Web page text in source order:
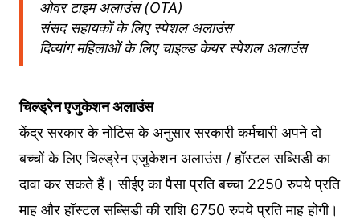
ओवर टाइम अलाउंस (OTA)
संसद सहायकों के ल‍िए स्‍पेशल अलाउंस
द‍िव्‍यांग महिलाओं के लिए चाइल्‍ड केयर स्‍पेशल अलाउंस
च‍िल्‍ड्रेन एजुकेशन अलाउंस
केंद्र सरकार के नोट‍िस के अनुसार सरकारी कर्मचारी अपने दो
बच्चों के लिए च‍िल्‍ड्रेन एजुकेशन अलाउंस / हॉस्टल सब्सिडी का
दावा कर सकते हैं। सीईए का पैसा प्रति बच्चा 2250 रुपये प्रति
माह और हॉस्टल सब्सिडी की राशि 6750 रुपये प्रति माह होगी।